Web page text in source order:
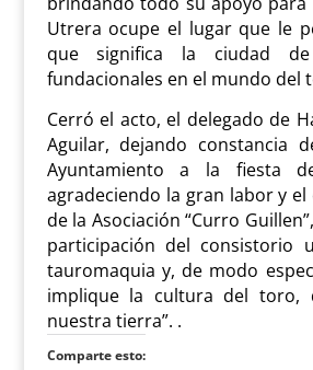
Utrera ocupe el lugar que le
que significa la ciudad
fundacionales en el mundo del
Cerró el acto, el delegado de
Aguilar, dejando constancia
Ayuntamiento a la fiesta
agradeciendo la gran labor y
de la Asociación “Curro
participación del consistorio
tauromaquia y, de modo
implique la cultura del toro,
nuestra tierra”. .
Comparte esto: